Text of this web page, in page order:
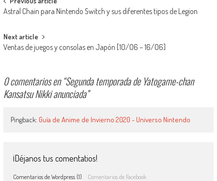
Astral Chain para Nintendo Switch y sus diferentes tipos de Legion
Next article
Ventas de juegos y consolas en Japón [10/06 – 16/06]
0 comentarios en “Segunda temporada de Yatogame-chan
Kansatsu Nikki anunciada”
Pingback: Guía de Anime de Invierno 2020 - Universo Nintendo
¡Déjanos tus comentatios!
Comentarios de Wordpress (1) Comentarios de Facebook